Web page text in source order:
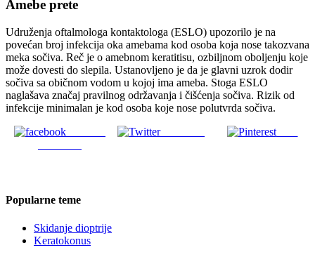
Amebe prete
Udruženja oftalmologa kontaktologa (ESLO) upozorilo je na
povećan broj infekcija oka amebama kod osoba koja nose takozvana
meka sočiva. Reč je o amebnom keratitisu, ozbiljnom oboljenju koje
može dovesti do slepila. Ustanovljeno je da je glavni uzrok dodir
sočiva sa običnom vodom u kojoj ima ameba. Stoga ESLO
naglašava značaj pravilnog održavanja i čišćenja sočiva. Rizik od
infekcije minimalan je kod osoba koje nose polutvrda sočiva.
Post on X Save
Popularne teme
Skidanje dioptrije
Keratokonus